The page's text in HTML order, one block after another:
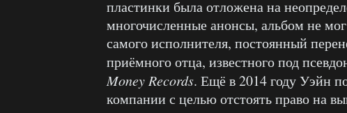
пластинки была отложена на
многочисленные анонсы, альбом не
самого исполнителя, постоянный
приёмного отца, известного под
Money Records. Ещё в 2014 году Уэйн
компании с целью отстоять право на